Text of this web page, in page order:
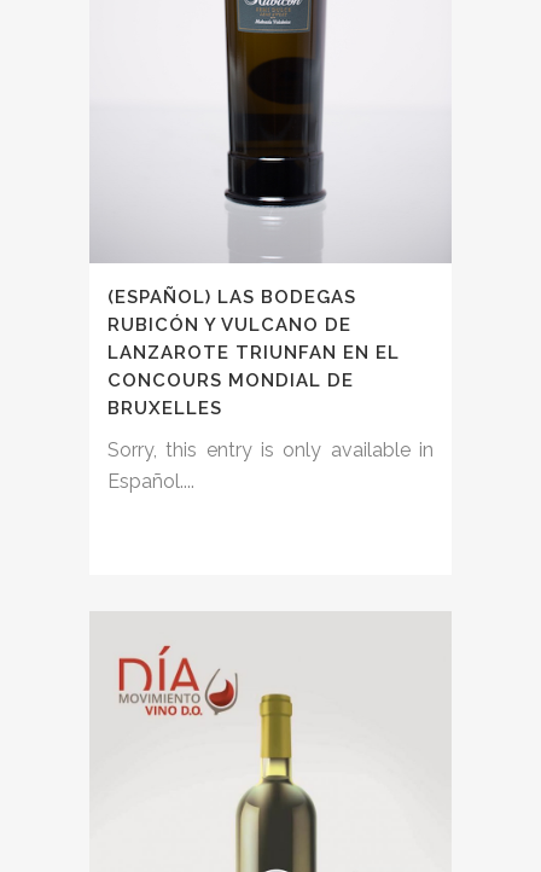
(ESPAÑOL) LAS BODEGAS
RUBICÓN Y VULCANO DE
LANZAROTE TRIUNFAN EN EL
CONCOURS MONDIAL DE
BRUXELLES
Sorry, this entry is only available in
Español....